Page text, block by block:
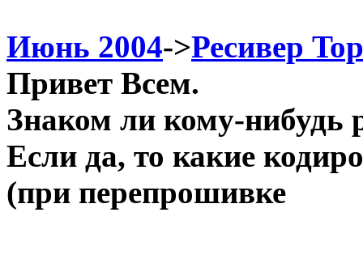
Июнь 2004->Ресивер
Привет Всем.
Знаком ли кому-нибудь
Если да, то какие
(при перепрошивке